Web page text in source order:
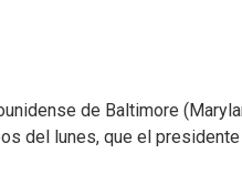
de Baltimore
del lunes, que el presidente